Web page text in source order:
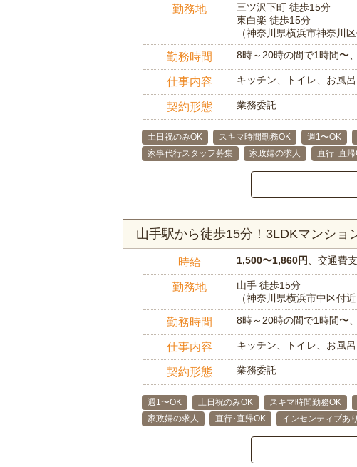
勤務地
三ツ沢下町 徒歩15分
東白楽 徒歩15分
（神奈川県横浜市神奈川区
勤務時間 8時～20時の間で1時間〜
仕事内容 キッチン、トイレ、お風
契約形態 業務委託
土日祝のみOK スキマ時間勤務OK 週1〜OK
家事代行スタッフ募集
家政婦の求人 直行･直帰
山手駅から徒歩15分！3LDKマンシ
時給 1,500〜1,860円 、交通費
勤務地
山手 徒歩15分
（神奈川県横浜市中区付近
勤務時間 8時～20時の間で1時間〜
仕事内容 キッチン、トイレ、お風
契約形態 業務委託
週1〜OK 土日祝のみOK スキマ時間勤務OK
家政婦の求人
直行･直帰OK インセンティブあり